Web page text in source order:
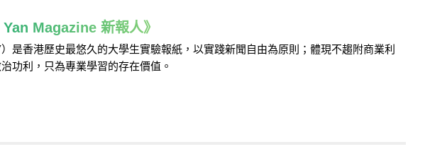
Yan Magazine 新報人》
是香港歷史最悠久的大學生實驗報紙，以實踐新聞自由為原則；體現不趨附商業利
功利，只為專業學習的存在價值。